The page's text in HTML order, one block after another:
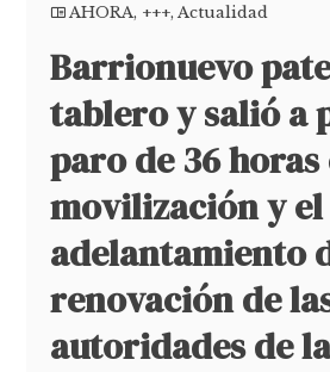
AHORA, +++,Actualidad
Barrionuevo
tablero y salió a
paro de 36
movilización y el
adelantamiento
renovación de
autoridades de